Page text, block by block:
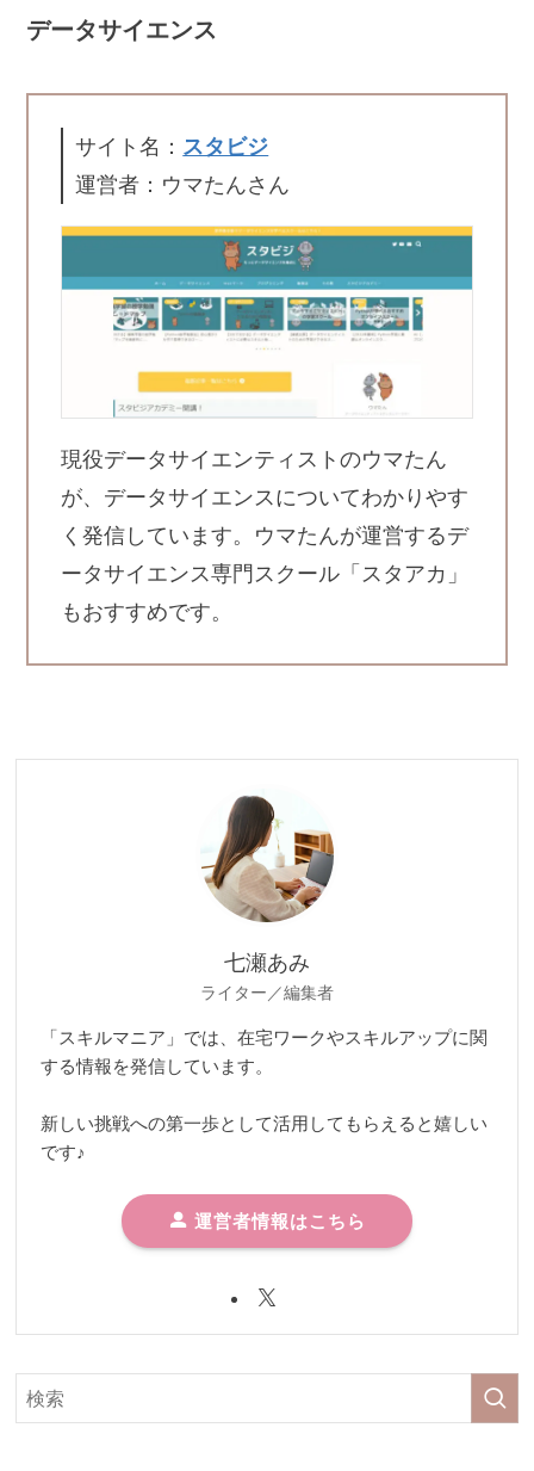
データサイエンス
サイト名： スタビジ
運営者：ウマたんさん
現役データサイエンティストのウマたん
が、データサイエンスについてわかりやす
く発信しています。ウマたんが運営するデ
ータサイエンス専門スクール「スタアカ」
もおすすめです。
七瀬あみ
ライター／編集者
「スキルマニア」では、在宅ワークやスキルアップに関
する情報を発信しています。
新しい挑戦への第一歩として活用してもらえると嬉しい
です♪
運営者情報はこちら